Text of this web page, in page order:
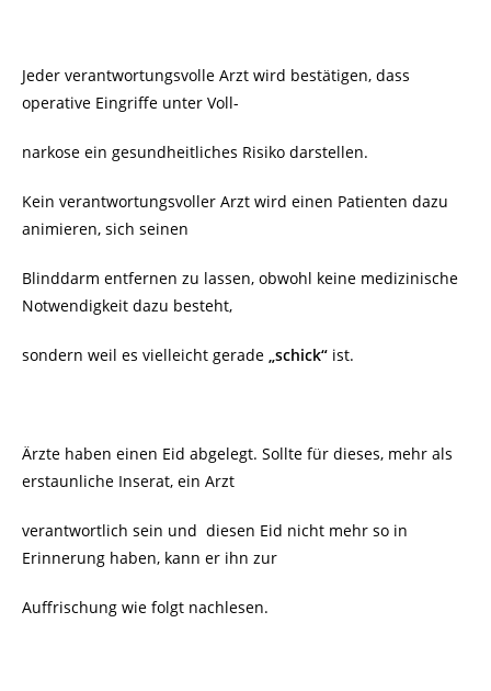
Jeder verantwortungsvolle Arzt wird bestätigen, dass
operative Eingriffe unter Voll-
narkose ein gesundheitliches Risiko darstellen.
Kein verantwortungsvoller Arzt wird einen Patienten dazu
animieren, sich seinen
Blinddarm entfernen zu lassen, obwohl keine medizinische
Notwendigkeit dazu besteht,
sondern weil es vielleicht gerade „schick“ ist.
Ärzte haben einen Eid abgelegt. Sollte für dieses, mehr als
erstaunliche Inserat, ein Arzt
verantwortlich sein und diesen Eid nicht mehr so in
Erinnerung haben, kann er ihn zur
Auffrischung wie folgt nachlesen.